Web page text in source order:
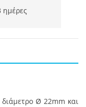
Ø 22mm και